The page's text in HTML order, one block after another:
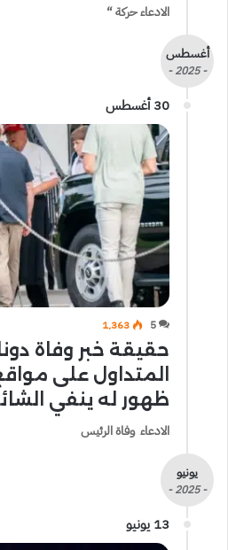
الادعاء حركة “
أغسطس
- 2025 -
30 أغسطس
5 1٬363
حقيقة خبر وفاة
المتداول على
ظهور له ينفي
الادعاء وفاة الرئيس
يونيو
- 2025 -
13 يونيو